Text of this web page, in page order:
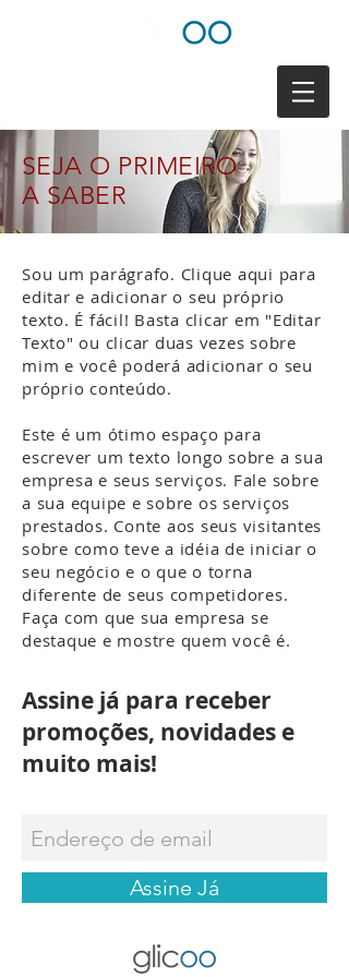
Sou um parágrafo. Clique aqui para
editar e adicionar o seu próprio
texto. É fácil! Basta clicar em "Editar
Texto" ou clicar duas vezes sobre
mim e você poderá adicionar o seu
próprio conteúdo.
Este é um ótimo espaço para
escrever um texto longo sobre a sua
empresa e seus serviços. Fale sobre
a sua equipe e sobre os serviços
prestados. Conte aos seus visitantes
sobre como teve a idéia de iniciar o
seu negócio e o que o torna
diferente de seus competidores.
Faça com que sua empresa se
destaque e mostre quem você é.
Assine já para receber
promoções, novidades e
muito mais!
SEJA O PRIMEIRO
A SABER
Assine Já